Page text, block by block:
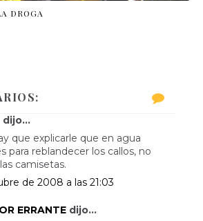
DROGA
que explicarle que en agua
para reblandecer los callos, no
camisetas.
de 2008 a las 21:03
ERRANTE dijo...